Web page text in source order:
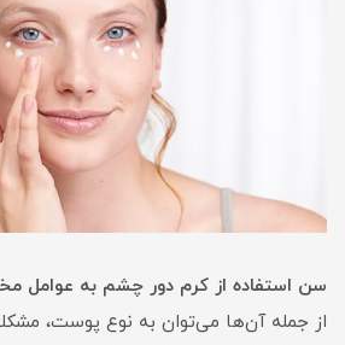
سن استفاده از کرم دور چشم به عوامل
از جمله آن‌ها می‌توان به نوع پوست،